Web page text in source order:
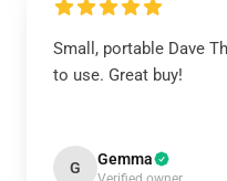
Small, portable Dave
to use. Great buy!
G Gemma